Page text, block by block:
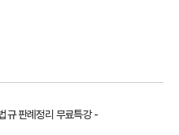
규 판례정리 무료특강 -